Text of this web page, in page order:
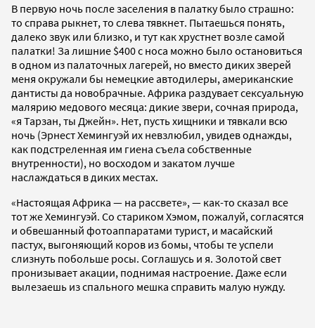
В первую ночь после заселения в палатку было страшно:
то справа рыкнет, то слева тявкнет. Пытаешься понять,
далеко звук или близко, и тут как хрустнет возле самой
палатки! За лишние $400 с носа можно было остановиться
в одном из палаточных лагерей, но вместо диких зверей
меня окружали бы немецкие автодилеры, американские
дантисты да новобрачные. Африка раздувает сексуальную
малярию медового месяца: дикие звери, сочная природа,
«я Тарзан, ты Джейн». Нет, пусть хищники и тявкали всю
ночь (Эрнест Хемингуэй их невзлюбил, увидев однажды,
как подстреленная им гиена съела собственные
внутренности), но восходом и закатом лучше
наслаждаться в диких местах.
«Настоящая Африка — на рассвете», — как-то сказал все
тот же Хемингуэй. Со стариком Хэмом, пожалуй, согласятся
и обвешанный фотоаппаратами турист, и масайский
пастух, выгоняющий коров из бомы, чтобы те успели
слизнуть побольше росы. Соглашусь и я. Золотой свет
пронизывает акации, поднимая настроение. Даже если
вылезаешь из спального мешка справить малую нужду.